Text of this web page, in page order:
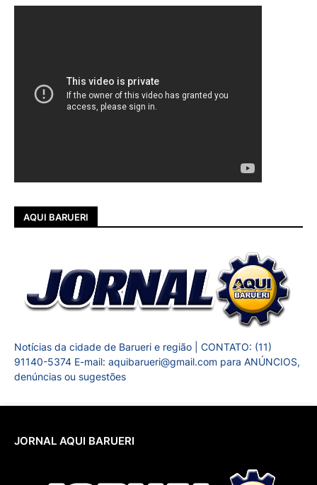
AQUI BARUERI
Notícias da cidade de Barueri e região | CONTATO: (11)
91140-5374 E-mail: aquibarueri@gmail.com para ANÚNCIOS,
denúncias ou sugestões
JORNAL AQUI BARUERI